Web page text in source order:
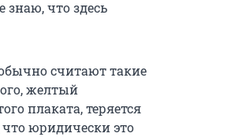
что здесь
считают такие
желтый
плаката, теряется
что юридически это